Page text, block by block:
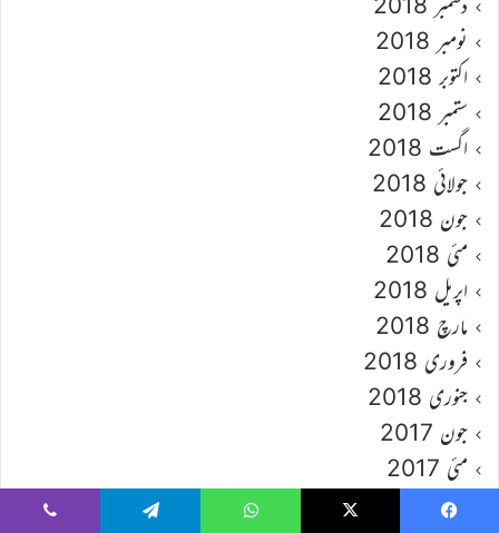
نومبر 2018
اکتوبر 2018
ستمبر 2018
اگست 2018
جولائی 2018
جون 2018
مئی 2018
اپریل 2018
مارچ 2018
فروری 2018
جنوری 2018
جون 2017
مئی 2017
اپریل 2017